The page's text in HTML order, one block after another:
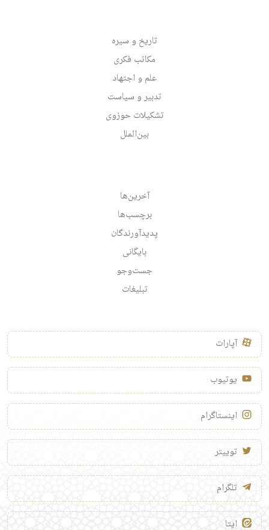
تاریخ و سیره
مکاتب فکری
علم و اجتهاد
تدبیر و سیاست
تشکیلات حوزوی
بین‌الملل
آخرین‌ها
برچسب‌ها
پدیدآورندگان
بایگانی
جست‌وجو
تبلیغات
آپارات
یوتیوب
اینستاگرام
توییتر
تلگرام
ایتا